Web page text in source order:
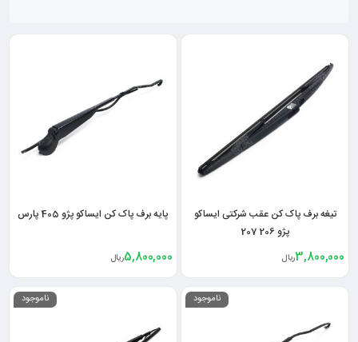
تیغه برف پاک کن عقب شرکتی ایساکو
پژو 206 207
3,800,000ریال
پایه برف پاک کن ایساکو پژو 405 پارس
5,800,000ریال
ناموجود ناموجود